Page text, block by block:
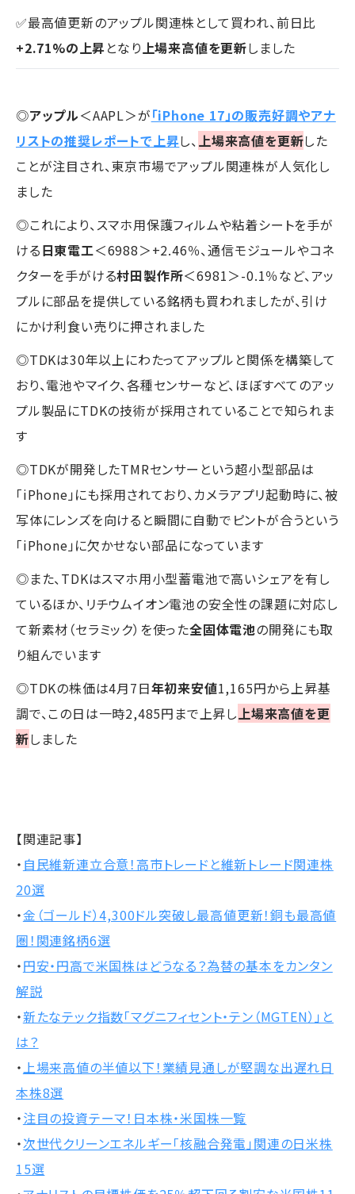
✅最高値更新のアップル関連株として買われ、前日比
+2.71%の上昇となり上場来高値を更新しました
◎アップル＜AAPL＞が「iPhone 17」の販売好調やアナ
リストの推奨レポートで上昇し、上場来高値を更新した
ことが注目され、東京市場でアップル関連株が人気化し
ました
◎これにより、スマホ用保護フィルムや粘着シートを手が
ける日東電工＜6988＞+2.46％、通信モジュールやコネ
クターを手がける村田製作所＜6981＞-0.1％など、アッ
プルに部品を提供している銘柄も買われましたが、引け
にかけ利食い売りに押されました
◎TDKは30年以上にわたってアップルと関係を構築して
おり、電池やマイク、各種センサーなど、ほぼすべてのアッ
プル製品にTDKの技術が採用されていることで知られま
す
◎TDKが開発したTMRセンサーという超小型部品は
「iPhone」にも採用されており、カメラアプリ起動時に、被
写体にレンズを向けると瞬間に自動でピントが合うという
「iPhone」に欠かせない部品になっています
◎また、TDKはスマホ用小型蓄電池で高いシェアを有し
ているほか、リチウムイオン電池の安全性の課題に対応し
て新素材（セラミック）を使った全固体電池の開発にも取
り組んでいます
◎TDKの株価は4月7日年初来安値1,165円から上昇基
調で、この日は一時2,485円まで上昇し上場来高値を更
新しました
【関連記事】
・ 自民維新連立合意！高市トレードと維新トレード関連株
20選
・金（ゴールド）4,300ドル突破し最高値更新！銅も最高値
圏！関連銘柄6選
・円安・円高で米国株はどうなる？為替の基本をカンタン
解説
・新たなテック指数「マグニフィセント・テン（MGTEN）」と
は？
・上場来高値の半値以下！業績見通しが堅調な出遅れ日
本株8選
・注目の投資テーマ！日本株・米国株一覧
・次世代クリーンエネルギー「核融合発電」関連の日米株
15選